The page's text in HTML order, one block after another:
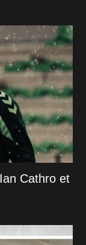
Cathro et